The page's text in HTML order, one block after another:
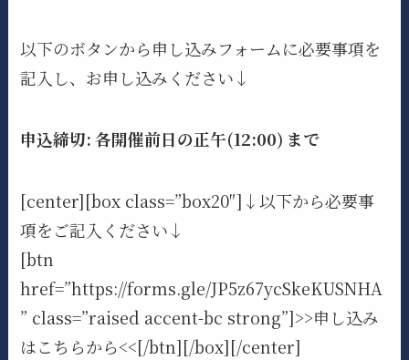
以下のボタンから申し込みフォームに必要事項を
記入し、お申し込みください↓
申込締切: 各開催前日の正午(12:00) まで
[center][box class=”box20″]↓以下から必要事
項をご記入ください↓
[btn
href=”https://forms.gle/JP5z67ycSkeKUSNHA
” class=”raised accent-bc strong”]>>申し込み
はこちらから<<[/btn][/box][/center]